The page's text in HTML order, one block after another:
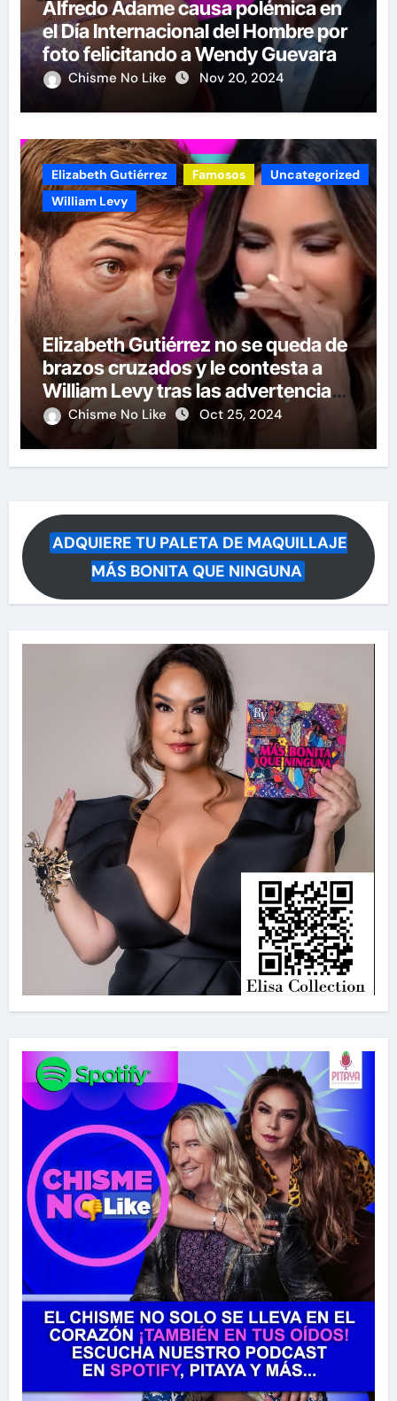
Alfredo Adame causa polémica en
el Día Internacional del Hombre por
foto felicitando a Wendy Guevara
Chisme No Like Nov 20, 2024
Elizabeth Gutiérrez Famosos
Uncategorized
William Levy
Elizabeth Gutiérrez no se queda de
brazos cruzados y le contesta a
William Levy tras las advertencias
de demandas
Chisme No Like Oct 25, 2024
ADQUIERE TU PALETA DE MAQUILLAJE
MÁS BONITA QUE NINGUNA